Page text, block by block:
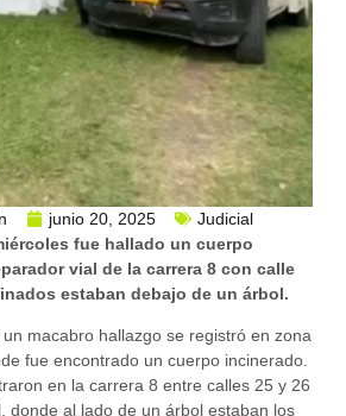
junio 20, 2025
Judicial
fue hallado un cuerpo
vial de la carrera 8 con calle
estaban debajo de un árbol.
macabro hallazgo se registró en zona
fue encontrado un cuerpo incinerado.
en la carrera 8 entre calles 25 y 26
donde al lado de un árbol estaban los